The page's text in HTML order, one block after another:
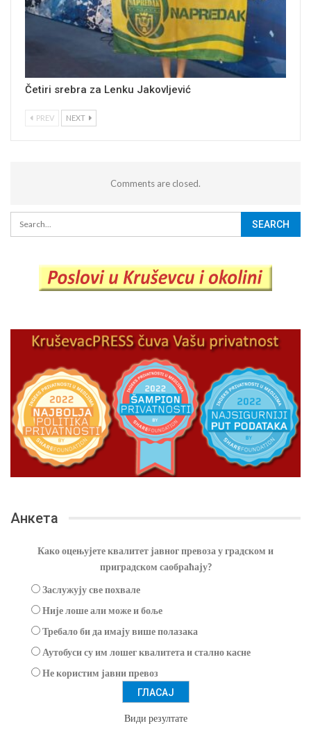
Četiri srebra za Lenku Jakovljević
PREV NEXT
Comments are closed.
Анкета
Како оцењујете квалитет јавног превоза у градском и
приградском саобраћају?
Заслужују све похвале
Није лоше али може и боље
Требало би да имају више полазака
Аутобуси су им лошег квалитета и стално касне
Не користим јавни превоз
Види резултате